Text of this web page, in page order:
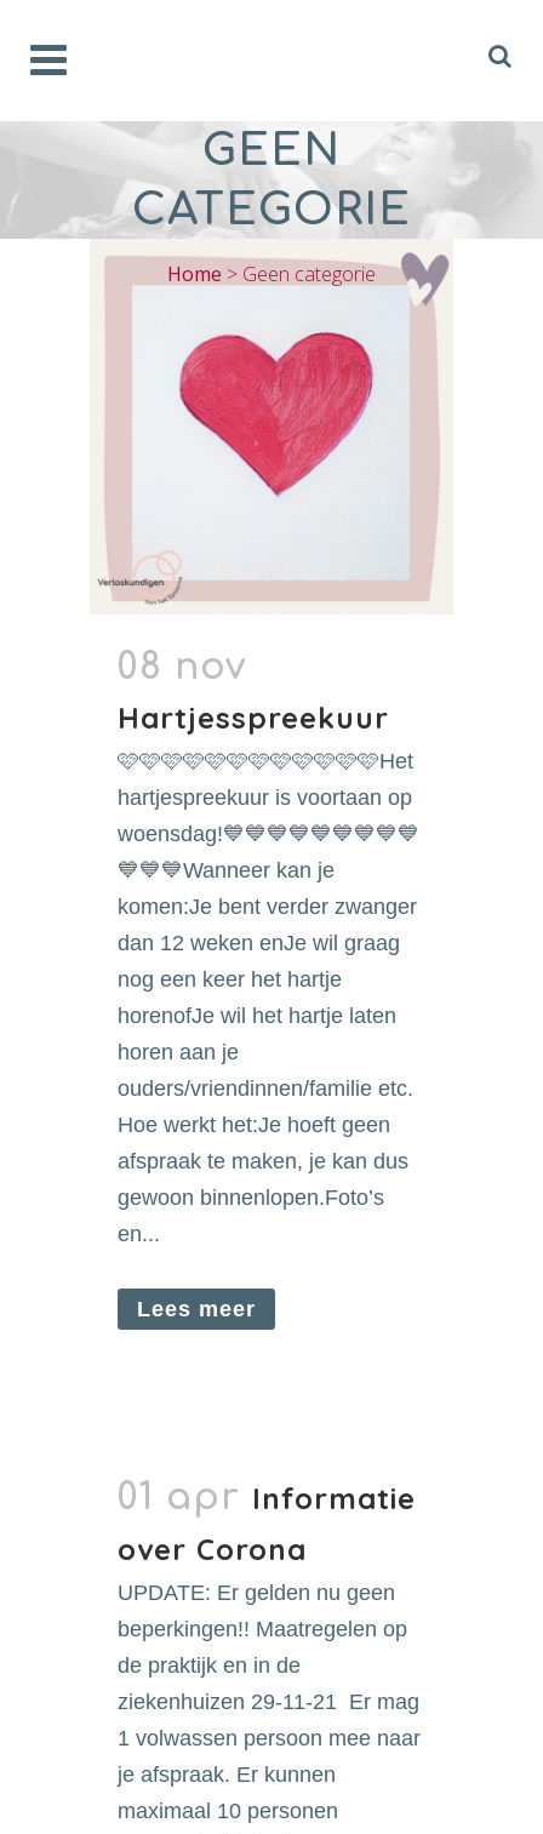
GEEN
CATEGORIE
Home > Geen categorie
08 nov
Hartjesspreekuur
🩷🩷🩷🩷🩷🩷🩷🩷🩷🩷🩷🩷Het
hartjespreekuur is voortaan op
woensdag!💙💙💙💙💙💙💙💙💙
💙💙💙Wanneer kan je
komen:Je bent verder zwanger
dan 12 weken enJe wil graag
nog een keer het hartje
horenofJe wil het hartje laten
horen aan je
ouders/vriendinnen/familie etc.
Hoe werkt het:Je hoeft geen
afspraak te maken, je kan dus
gewoon binnenlopen.Foto’s
en...
Lees meer
01 apr Informatie
over Corona
UPDATE: Er gelden nu geen
beperkingen!! Maatregelen op
de praktijk en in de
ziekenhuizen 29-11-21 Er mag
1 volwassen persoon mee naar
je afspraak. Er kunnen
maximaal 10 personen